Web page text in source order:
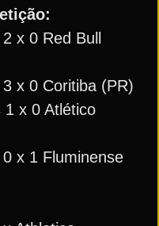
x 0 Red Bull
x 0 Coritiba (PR)
1 x 0 Atlético
x 1 Fluminense